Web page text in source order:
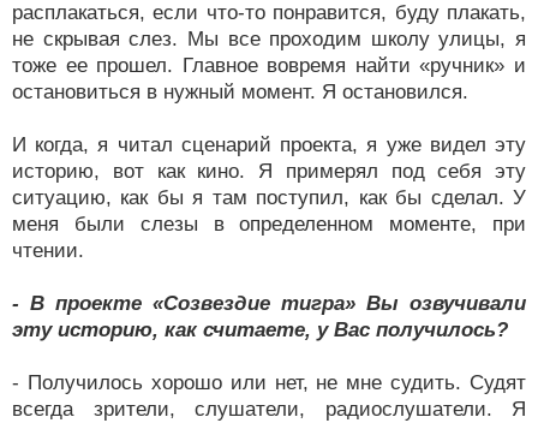
расплакаться, если что-то понравится, буду плакать,
не скрывая слез. Мы все проходим школу улицы, я
тоже ее прошел. Главное вовремя найти «ручник» и
остановиться в нужный момент. Я остановился.
И когда, я читал сценарий проекта, я уже видел эту
историю, вот как кино. Я примерял под себя эту
ситуацию, как бы я там поступил, как бы сделал. У
меня были слезы в определенном моменте, при
чтении.
- В проекте «Созвездие тигра» Вы озвучивали
эту историю, как считаете, у Вас получилось?
- Получилось хорошо или нет, не мне судить. Судят
всегда зрители, слушатели, радиослушатели. Я